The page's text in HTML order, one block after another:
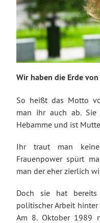
Wir haben die Erde
So heißt das Motto
man ihr auch ab.
Hebamme und ist
Ihr traut man keine
Frauenpower spürt
man der eher zierlich
Doch sie hat
politischer Arbeit
Am 8. Oktober 1989